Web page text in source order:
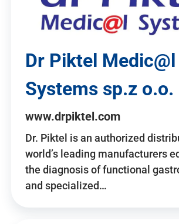
Dr Piktel Medic@l
Systems sp.z o.o.
www.drpiktel.com
Dr. Piktel is an authorized
world’s leading manufacturers
the diagnosis of functional
and specialized…